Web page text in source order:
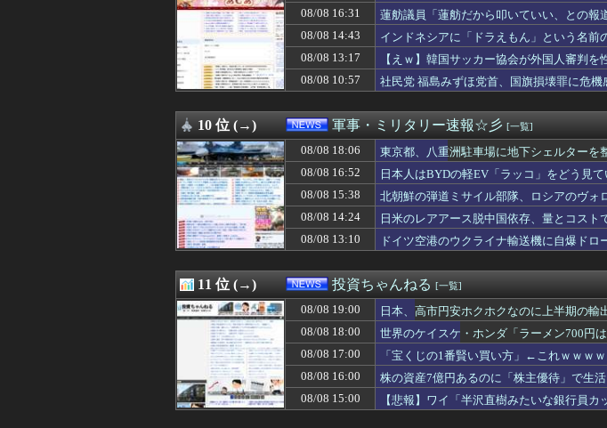
08/08 15:15
【画像】NASAが開発した素材採用､着るだけで瞬時に-
08/08 15:12
【悲報】熊本の被災地、『異常事態』が発生してしまう
08/08 15:10
【速報】習近平が愛国心を煽った結果、日本兵を撃退す
08/08 15:08
【悲報】Q：なぜ辺野古転覆事故の防カメ映像をすぐに
08/08 15:05
キャッシュレス派の人が現金のみの店に文句言ってるの
08/08 15:04
26歳俺氏、入社半年で関連会社の社長に任命される
08/08 15:03
面白いゴルフマンガｗｗｗｗｗｗｗｗｗｗｗｗｗｗｗｗ
08/08 15:01
兵庫県斎藤知事、不正会計の疑いで前知事に聞き取り調
08/08 15:00
論争になった「ディスク販売終了」、カプコンの回答と
08/08 15:00
【琵琶湖三市同時花火大会】花火大会は本当に開催され
08/08 15:00
「盆踊り」は騒音か 苦情数件会場半減 無音の中イヤホ
08/08 15:00
【悲報】ワイ「半沢直樹みたいな銀行員カッコいい」銀
08/08 15:00
【悲報】医師が生鶏肉で車いす生活…ギラン・バレー症
08/08 14:57
日本円、協調介入も米雇用統計も無効化の流れ
08/08 14:55
高市首相から、市場から、アメリカから……「いじめ」
08/08 14:43
インドネシアに「ドラえもん」という名前の市民が16人
08/08 14:40
中国のビーチ。ゴミだらけ
08/08 14:35
嫌われ者パヨク 〜 基地外パヨク集団「人殺しの汚い
08/08 14:34
国勢調査って出さなあかんの？
08/08 14:32
［社説］永住厳格化で外国人の定着意欲をそぐな
08/08 14:29
東京駅近くに「地下シェルター」整備を正式表明…小池
08/08 14:28
【悲報】コメ卸大手さん、営業利益83％減 高値で買い
08/08 14:24
日米のレアアース脱中国依存、量とコストで行き詰まり
08/08 14:20
小池百合子知事、今年も朝鮮人虐殺に追悼文送らず 関
致
08/08 16:31
蓮舫議員「蓮舫だから叩いていい、との報
08/08 14:43
インドネシアに「ドラえもん」という名前
08/08 13:17
【えｗ】韓国サッカー協会が外国人審判
おかしい」「韓国以外の国にも要求してい
08/08 10:57
社民党 福島みずほ党首、国旗損壊罪に危
10 位 (→) 軍事・ミリタリー速報☆彡 [一覧]
08/08 18:06
東京都、八重洲駐車場に地下シェルター
08/08 16:52
日本人はBYDの軽EV「ラッコ」をどう見
08/08 15:38
北朝鮮の弾道ミサイル部隊、ロシアのヴ
08/08 14:24
日米のレアアース脱中国依存、量とコス
08/08 13:10
ドイツ空港のウクライナ輸送機に自爆ド
11 位 (→) 投資ちゃんねる [一覧]
08/08 19:00
日本、高市円安ホクホクなのに上半期の
08/08 18:00
世界のケイスケ・ホンダ「ラーメン700円
08/08 17:00
「宝くじの1番賢い買い方」←これｗｗｗｗ
08/08 16:00
株の資産7億円あるのに「株主優待」で生
08/08 15:00
【悲報】ワイ「半沢直樹みたいな銀行員